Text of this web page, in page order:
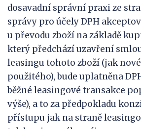
dosavadní správní praxi ze
správy pro účely DPH
u převodu zboží na základě
který předchází uzavření
leasingu tohoto zboží (jak
použitého), bude uplatněna
běžné leasingové transakce
výše), a to za předpokladu
přístupu jak na straně